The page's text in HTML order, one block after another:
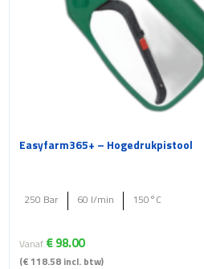
Easyfarm365+ – Hogedrukpistool
Vanaf €98.00
(€ 118.58incl. btw)
250 Bar 60 l/min 150°C